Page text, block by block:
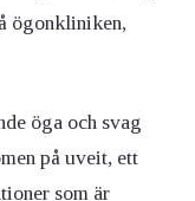
ögonkliniken,
öga och svag
på uveit, ett
som är